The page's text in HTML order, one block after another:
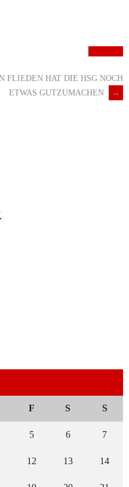
FLIEDEN HAT DIE HSG NOCH
ETWAS GUTZUMACHEN
→
F S S
5 6 7
12 13 14